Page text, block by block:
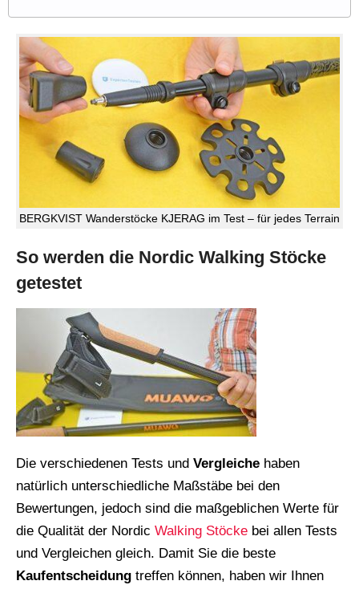
BERGKVIST Wanderstöcke KJERAG im Test – für jedes Terrain
So werden die Nordic Walking Stöcke
getestet
Die verschiedenen Tests und Vergleiche haben
natürlich unterschiedliche Maßstäbe bei den
Bewertungen, jedoch sind die maßgeblichen Werte für
die Qualität der Nordic Walking Stöcke bei allen Tests
und Vergleichen gleich. Damit Sie die beste
Kaufentscheidung treffen können, haben wir Ihnen